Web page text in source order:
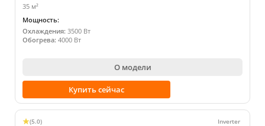
35 м²
Мощность:
Охлаждения: 3500 Вт
Обогрева: 4000 Вт
О модели
Купить сейчас
(5.0)